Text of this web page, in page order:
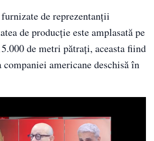
de reprezentanţii
de producţie este amplasată pe
de metri pătraţi, aceasta fiind
companiei americane deschisă în